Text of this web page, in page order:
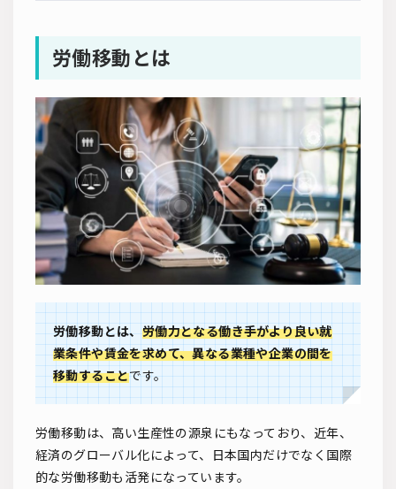
労働移動とは
労働移動とは、労働力となる働き手がより良い就
業条件や賃金を求めて、異なる業種や企業の間を
移動することです。
労働移動は、高い生産性の源泉にもなっており、近年、
経済のグローバル化によって、日本国内だけでなく国際
的な労働移動も活発になっています。